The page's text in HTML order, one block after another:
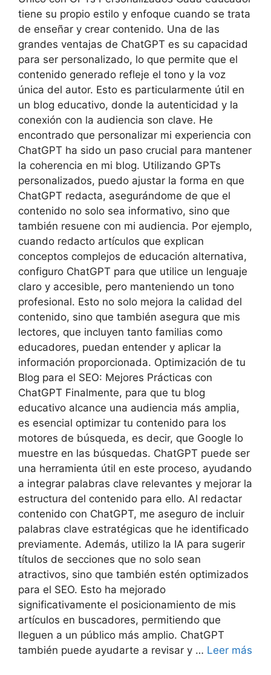
tiene su propio estilo y enfoque cuando se trata
de enseñar y crear contenido. Una de las
grandes ventajas de ChatGPT es su capacidad
para ser personalizado, lo que permite que el
contenido generado refleje el tono y la voz
única del autor. Esto es particularmente útil en
un blog educativo, donde la autenticidad y la
conexión con la audiencia son clave. He
encontrado que personalizar mi experiencia con
ChatGPT ha sido un paso crucial para mantener
la coherencia en mi blog. Utilizando GPTs
personalizados, puedo ajustar la forma en que
ChatGPT redacta, asegurándome de que el
contenido no solo sea informativo, sino que
también resuene con mi audiencia. Por ejemplo,
cuando redacto artículos que explican
conceptos complejos de educación alternativa,
configuro ChatGPT para que utilice un lenguaje
claro y accesible, pero manteniendo un tono
profesional. Esto no solo mejora la calidad del
contenido, sino que también asegura que mis
lectores, que incluyen tanto familias como
educadores, puedan entender y aplicar la
información proporcionada. Optimización de tu
Blog para el SEO: Mejores Prácticas con
ChatGPT Finalmente, para que tu blog
educativo alcance una audiencia más amplia,
es esencial optimizar tu contenido para los
motores de búsqueda, es decir, que Google lo
muestre en las búsquedas. ChatGPT puede ser
una herramienta útil en este proceso, ayudando
a integrar palabras clave relevantes y mejorar la
estructura del contenido para ello. Al redactar
contenido con ChatGPT, me aseguro de incluir
palabras clave estratégicas que he identificado
previamente. Además, utilizo la IA para sugerir
títulos de secciones que no solo sean
atractivos, sino que también estén optimizados
para el SEO. Esto ha mejorado
significativamente el posicionamiento de mis
artículos en buscadores, permitiendo que
lleguen a un público más amplio. ChatGPT
también puede ayudarte a revisar y … Leer más